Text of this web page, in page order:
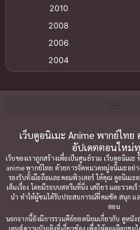
Big tits (นมใหญ่)
Bitch (ผู้หญิงร่าน)
Bondage (ทาส)(1)
Censored (เซ็นเซอร์)(19)
Comedy (ตลก)(79)
Comedy ตลก
2010
2008
2006
2004
2000
1996
1989
1987
1984
1982
เว็บดูอนิเมะ Anime พากย์ไท
อัปเดตตอนใหม่
เว็บของเราถูกสร้างเพื่อเป็นศูนย์รวม เว็บดูอนิเ
anime พากย์ไทย ด้วยการจัดหมวดหมู่อนิเมะอย่า
รองรับทั้งมือถือและคอมพิวเตอร์ ให้คุณ ดูอนิเม
เต็มเรื่อง โดยมีระบบสตรีมที่นิ่ง เสถียร และรวด
นำ ทำให้ผู้ชมได้รับประสบการณ์ที่คมชัด สนุก แ
ตอน
นอกจากนี้ยังมีการรวมคีย์ยอดนิยมเกี่ยวกับ ดูหนัง